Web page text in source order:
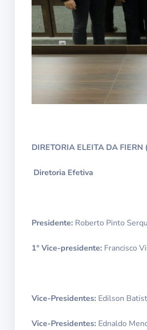
DIRETORIA ELEITA DA
Diretoria Efetiva
Presidente: Roberto Pinto
1º Vice-presidente: Francisco
Vice-Presidentes: Edilson
Vice-Presidentes: Ednaldo